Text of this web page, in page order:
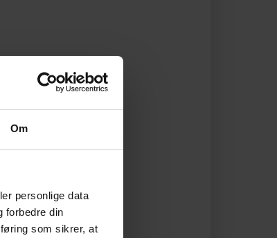
Om
personlige data
forbedre din
som sikrer, at